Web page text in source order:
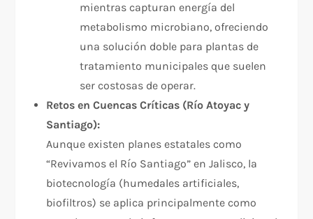
mientras capturan energía del
metabolismo microbiano, ofreciendo
una solución doble para plantas de
tratamiento municipales que suelen
ser costosas de operar.​
Retos en Cuencas Críticas (Río Atoyac y
Santiago):
Aunque existen planes estatales como
“Revivamos el Río Santiago” en Jalisco, la
biotecnología (humedales artificiales,
biofiltros) se aplica principalmente como